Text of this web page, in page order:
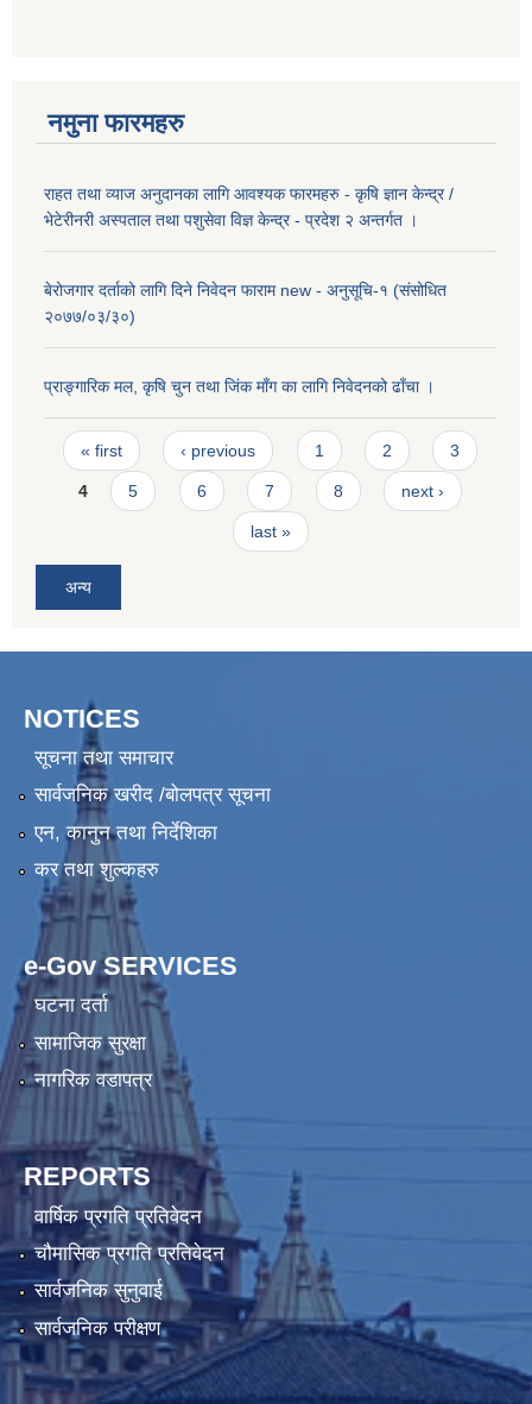
नमुना फारमहरु
राहत तथा व्याज अनुदानका लागि आवश्यक फारमहरु - कृषि ज्ञान केन्द्र /
भेटेरीनरी अस्पताल तथा पशुसेवा विज्ञ केन्द्र - प्रदेश २ अन्तर्गत ।
बेरोजगार दर्ताको लागि दिने निवेदन फाराम new - अनुसूचि-१ (संसोधित
२०७७/०३/३०)
प्राङ्गारिक मल, कृषि चुन तथा जिंक माँग का लागि निवेदनको ढाँचा ।
Pages
« first ‹ previous 1 2 3
4 5 6 7 8 next ›
last »
अन्य
NOTICES
सूचना तथा समाचार
सार्वजनिक खरीद /बोलपत्र सूचना
एन, कानुन तथा निर्देशिका
कर तथा शुल्कहरु
e-Gov SERVICES
घटना दर्ता
सामाजिक सुरक्षा
नागरिक वडापत्र
REPORTS
वार्षिक प्रगति प्रतिवेदन
चौमासिक प्रगति प्रतिवेदन
सार्वजनिक सुनुवाई
सार्वजनिक परीक्षण